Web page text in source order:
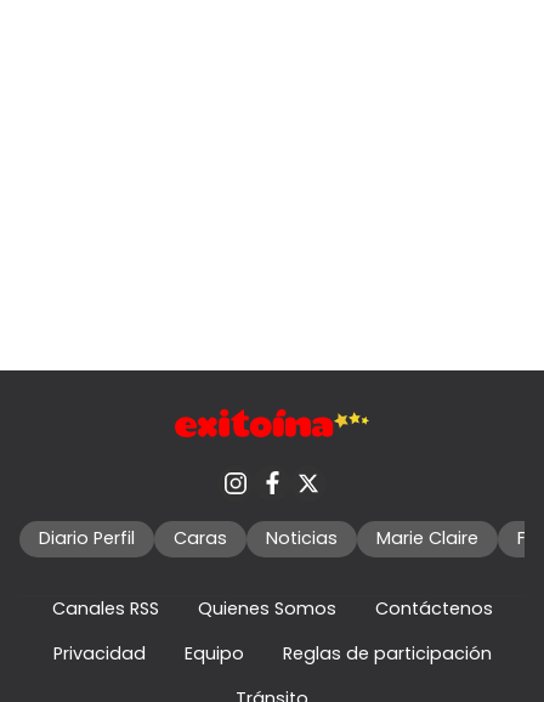
Diario Perfil Caras Noticias Marie Claire
Canales RSS Quienes Somos
Contáctenos
Privacidad
Equipo
Reglas de participación